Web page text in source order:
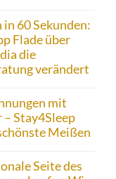
60 Sekunden:
Flade über
die
verändert
mit
Stay4Sleep
Meißen
Seite des